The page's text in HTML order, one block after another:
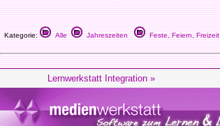
Kategorie: Alle Jahreszeiten Feste, Feiern, Freizeit
Lernwerkstatt Integration »